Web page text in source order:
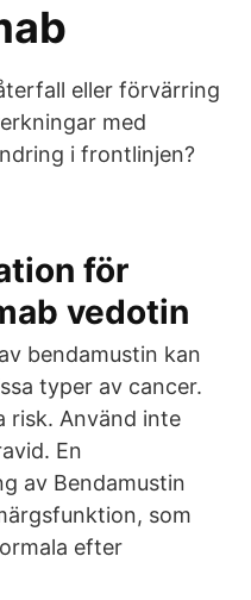
eller förvärring
med
i frontlinjen?
för
vedotin
bendamustin kan
typer av cancer.
risk. Använd inte
En
av Bendamustin
som
efter